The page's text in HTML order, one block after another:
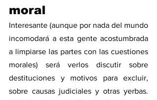
moral
Interesante (aunque por nada del mundo
incomodará a esta gente acostumbrada
a limpiarse las partes con las cuestiones
morales) será verlos discutir sobre
destituciones y motivos para excluir,
sobre causas judiciales y otras yerbas.